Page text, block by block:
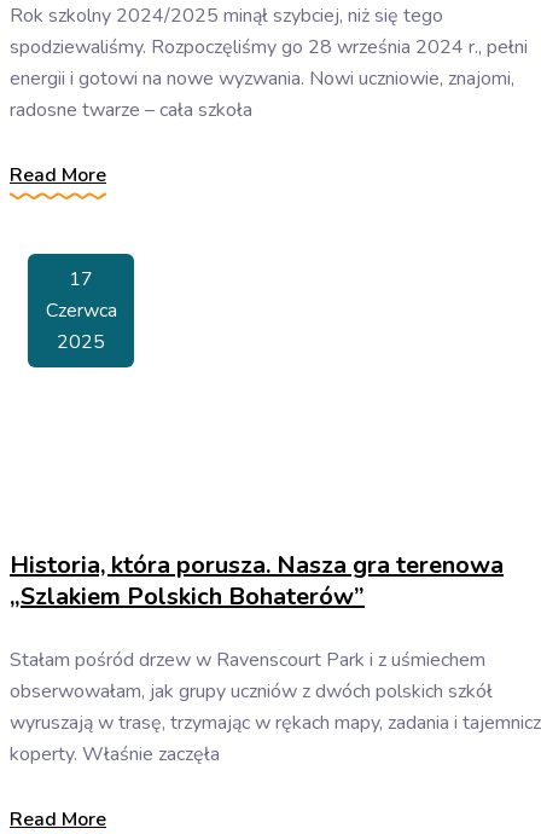
Rok szkolny 2024/2025 minął szybciej, niż się tego
spodziewaliśmy. Rozpoczęliśmy go 28 września 2024 r., pełni
energii i gotowi na nowe wyzwania. Nowi uczniowie, znajomi,
radosne twarze – cała szkoła
Read More
17
Czerwca
2025
Historia, która porusza. Nasza gra terenowa
„Szlakiem Polskich Bohaterów”
Stałam pośród drzew w Ravenscourt Park i z uśmiechem
obserwowałam, jak grupy uczniów z dwóch polskich szkół
wyruszają w trasę, trzymając w rękach mapy, zadania i
koperty. Właśnie zaczęła
Read More